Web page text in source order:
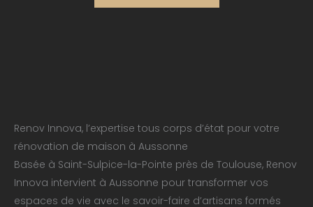
Renov Innova, l’expertise tous corps d’état pour votre
rénovation de maison à Aussonne
Basée à Saint-Sulpice-la-Pointe près de Toulouse, Renov
Innova intervient à Aussonne pour transformer vos
espaces de vie avec le savoir-faire d’artisans formés